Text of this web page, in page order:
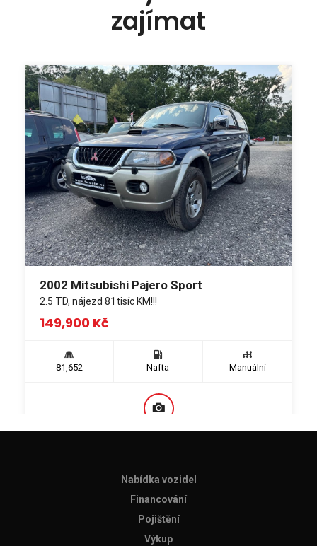
zajímat
2002 Mitsubishi Pajero Sport
2.5 TD, nájezd 81tisíc KM!!!
149,900 Kč
81,652 Nafta Manuální
Nabídka vozidel
Financování
Pojištění
Výkup